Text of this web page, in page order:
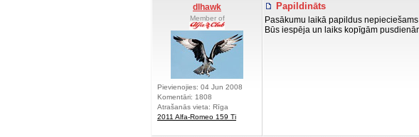
dlhawk
Member of
Pievienojies: 04 Jun 2008
Komentāri: 1808
Atrašanās vieta: Rīga
2011 Alfa-Romeo 159 Ti
Papildināts
Pasākumu laikā papildus
Būs iespēja un laiks kopīgām